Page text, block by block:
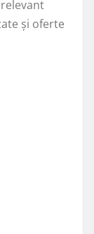
și oferte